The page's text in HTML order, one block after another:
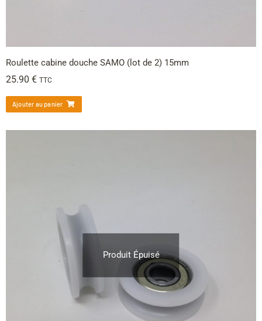
Roulette cabine douche SAMO (lot de 2) 15mm
25.90 € TTC
Ajouter au panier
Produit Épuisé